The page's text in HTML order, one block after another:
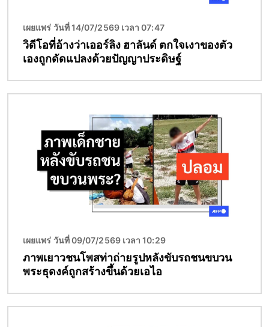
เผยแพร่ วันที่ 14/07/2569 เวลา 07:47
วิดีโอที่อ้างว่าเออร์ลิง ฮาลันด์ ตกใจเงาของตัว
เองถูกดัดแปลงด้วยปัญญาประดิษฐ์
เผยแพร่ วันที่ 09/07/2569 เวลา 10:29
ภาพเยาวชนโพสท่าถ่ายรูปหลังขับรถชนขบวน
พระธุดงค์ถูกสร้างขึ้นด้วยเอไอ